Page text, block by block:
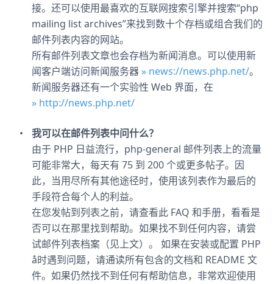
接。还可以使用最喜欢的互联网搜索引擎并搜索“php
mailing list archives”来找到数十个存档或组合我们的
邮件列表内容的网站。
所有邮件列表文章也会存档为新闻消息。可以使用新
闻客户端访问新闻服务器» news://news.php.net/。
新闻服务器还有一个实验性 Web 界面，在
» http://news.php.net/
我可以在邮件列表中问什么？
由于 PHP 日益流行，php-general 邮件列表上的流量
可能非常大，每天有 75 到 200 个或更多帖子。因
此，当用尽所有其他途径时，使用该列表作为最后的
手段符合每个人的利益。
在您发帖到列表之前，请查看此 FAQ 和手册，看看是
否可以在那里找到帮助。如果找不到任何内容，请尝
试邮件列表档案（见上文）。 如果在安装或配置 PHP
å时遇到问题，请通读所有包含的文档和 README 文
件。如果仍然找不到任何有帮助信息，非常欢迎使用